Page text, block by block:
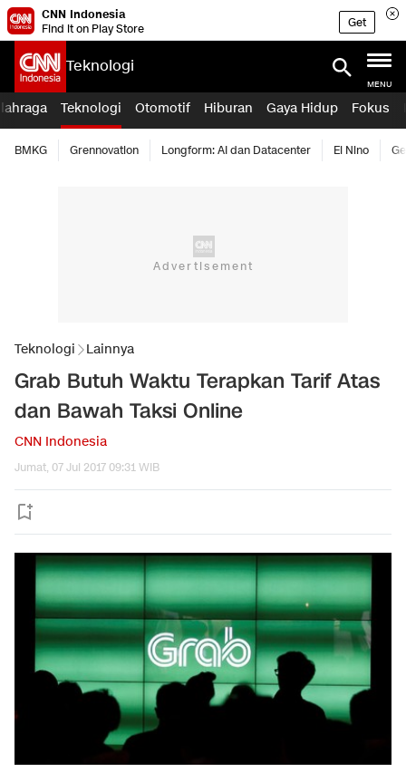
CNN Indonesia
Find it on Play Store
Get
Teknologi
MENU
Teknologi Otomotif Hiburan Gaya Hidup Fokus
BMKG Grennovation Longform: AI dan Datacenter El Nino
Teknologi Lainnya
Grab Butuh Waktu Terapkan Tarif Atas
dan Bawah Taksi Online
CNN Indonesia
Jumat, 07 Jul 2017 09:31 WIB